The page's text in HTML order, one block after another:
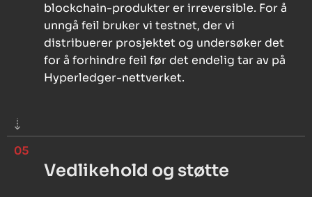
blockchain-produkter er irreversible. For å
unngå feil bruker vi testnet, der vi
distribuerer prosjektet og undersøker det
for å forhindre feil før det endelig tar av på
Hyperledger-nettverket.
05
Vedlikehold og støtte